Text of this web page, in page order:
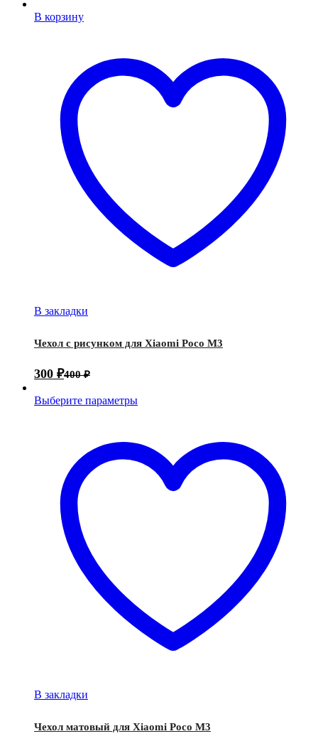
В корзину
В закладки
Чехол с рисунком для Xiaomi Poco M3
300 ₽400₽
Выберите параметры
В закладки
Чехол матовый для Xiaomi Poco M3